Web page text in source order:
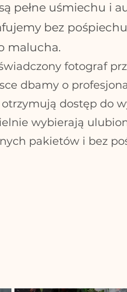
pełne uśmiechu i
bez
malucha.
fotograf
dbamy o
otrzymują dostęp do
wybierają
pakietów i bez